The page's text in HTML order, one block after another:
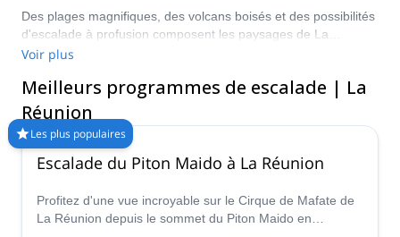
Des plages magnifiques, des volcans boisés et des possibilités
d'escalade à profusion composent les paysages de La
Réunion. Ne manquez pas l&#8217occasion de découvrir cet
palpitante sur les rochers. Comparez et réservez un guide
certifié pour votre programme sur Explore-Share.com : Plus de
1500 guides, plus de 70 pays et plus de 8000 programmes
différents à choisir. Faites votre choix parmi notre sélection de
programmes d'escalade à La Réunion. La montagne vous
Voir plus
Meilleurs programmes de escalade | La
Réunion
Les plus populaires
Escalade du Piton Maido à La Réunion
Profitez d'une vue incroyable sur le Cirque de Mafate de
La Réunion depuis le sommet du Piton Maido en